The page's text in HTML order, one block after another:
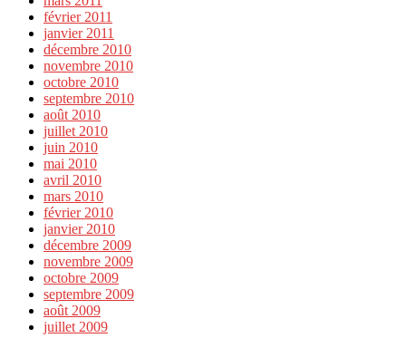
février 2011
janvier 2011
décembre 2010
novembre 2010
octobre 2010
septembre 2010
août 2010
juillet 2010
juin 2010
mai 2010
avril 2010
mars 2010
février 2010
janvier 2010
décembre 2009
novembre 2009
octobre 2009
septembre 2009
août 2009
juillet 2009